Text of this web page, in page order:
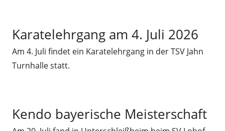
Karatelehrgang am 4. Juli 2026
Am 4. Juli findet ein Karatelehrgang in der TSV Jahn
Turnhalle statt.
Kendo bayerische Meisterschaft